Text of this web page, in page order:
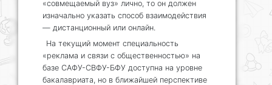
«совмещаемый вуз» лично, то он должен
изначально указать способ взаимодействия
— дистанционный или онлайн.
На текущий момент специальность
«реклама и связи с общественностью» на
базе САФУ-СВФУ-БФУ доступна на уровне
бакалавриата, но в ближайшей перспективе